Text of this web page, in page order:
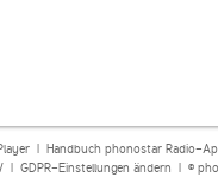
| Handbuch phonostar Radio-
| GDPR-Einstellungen ändern | ©